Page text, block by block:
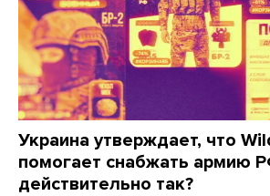
Украина утверждает, что
помогает снабжать армию
действительно так?